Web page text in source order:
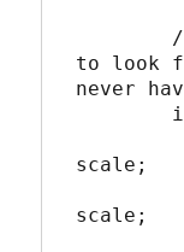
to look
never
scale;
scale;